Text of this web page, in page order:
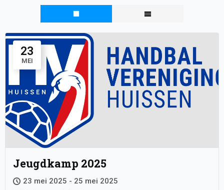
23
MEI
Jeugdkamp 2025
23 mei 2025 - 25 mei 2025